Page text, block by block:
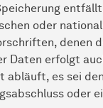
oder
denen
Daten erfolgt
abläuft, es sei
oder